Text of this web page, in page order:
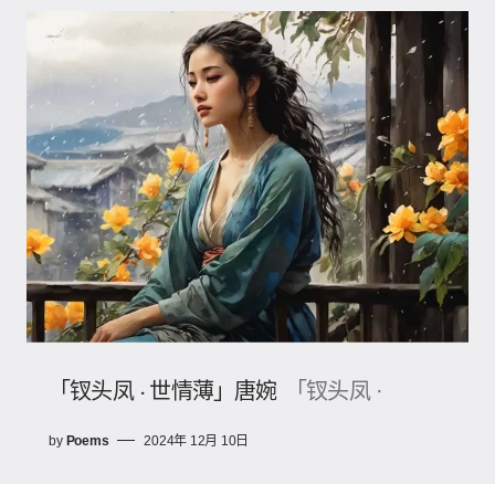
「钗头凤 · 世情薄」唐婉 「钗头凤 ·
by Poems 2024年 12月 10日